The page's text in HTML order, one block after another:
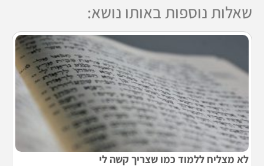
שאלות נוספות באותו נושא:
לא מצליח ללמוד כמו שצריך קשה לי